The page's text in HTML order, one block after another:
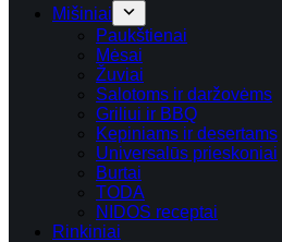
Mišiniai
Paukštienai
Mėsai
Žuviai
Salotoms ir daržovėms
Griliui ir BBQ
Kepiniams ir desertams
Universalūs prieskoniai
Burtai
TODA
NIDOS receptai
Rinkiniai